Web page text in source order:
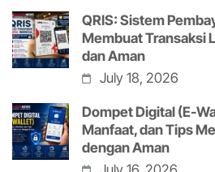
QRIS: Sistem
Membuat Transaksi
dan Aman
July 18, 2026
Dompet Digital (E-
Manfaat, dan Tips
dengan Aman